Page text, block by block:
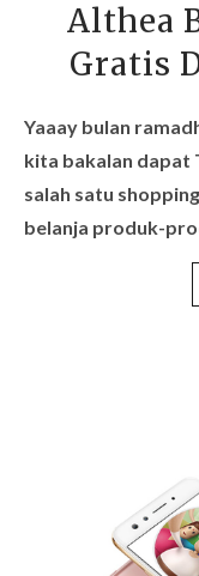
Althea
Gratis
Yaaay bulan
kita bakalan dapat
salah satu
belanja produk-